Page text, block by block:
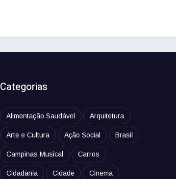
Categorias
Alimentação Saudável Arquitetura
Arte e Cultura Ação Social Brasil
Campinas Musical Carros
Cidadania Cidade Cinema